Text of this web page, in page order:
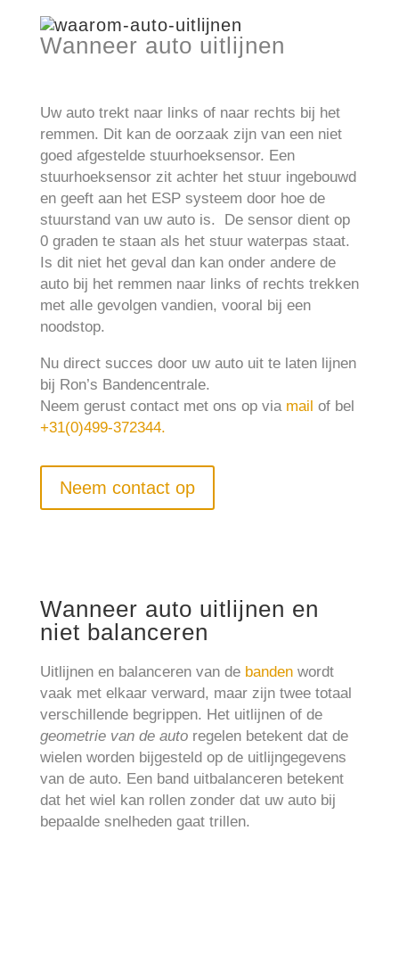
Wanneer auto uitlijnen
Uw auto trekt naar links of naar rechts bij het
remmen. Dit kan de oorzaak zijn van een niet
goed afgestelde stuurhoeksensor. Een
stuurhoeksensor zit achter het stuur ingebouwd
en geeft aan het ESP systeem door hoe de
stuurstand van uw auto is. De sensor dient op
0 graden te staan als het stuur waterpas staat.
Is dit niet het geval dan kan onder andere de
auto bij het remmen naar links of rechts trekken
met alle gevolgen vandien, vooral bij een
noodstop.
Nu direct succes door uw auto uit te laten lijnen
bij Ron’s Bandencentrale.
Neem gerust contact met ons op via mail of bel
+31(0)499-372344.
Neem contact op
Wanneer auto uitlijnen en
niet balanceren
Uitlijnen en balanceren van de banden wordt
vaak met elkaar verward, maar zijn twee totaal
verschillende begrippen. Het uitlijnen of de
geometrie van de autoregelen betekent dat de
wielen worden bijgesteld op de uitlijngegevens
van de auto. Een band uitbalanceren betekent
dat het wiel kan rollen zonder dat uw auto bij
bepaalde snelheden gaat trillen.